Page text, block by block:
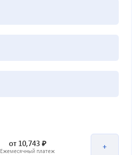
от 10,743 ₽
Ежемесячный платеж +